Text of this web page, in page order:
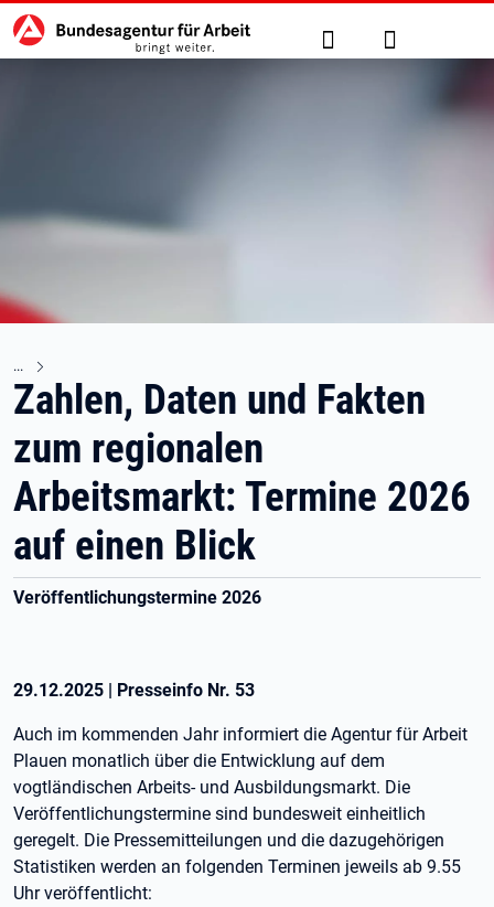
zu den Hauptinhalten springen
Hauptnavigation Suche Anmelden
Zahlen, Daten und Fakten
zum regionalen
Arbeitsmarkt: Termine 2026
auf einen Blick
Veröffentlichungstermine 2026
29.12.2025 | Presseinfo Nr. 53
Auch im kommenden Jahr informiert die Agentur für Arbeit
Plauen monatlich über die Entwicklung auf dem
vogtländischen Arbeits- und Ausbildungsmarkt. Die
Veröffentlichungstermine sind bundesweit einheitlich
geregelt. Die Pressemitteilungen und die dazugehörigen
Statistiken werden an folgenden Terminen jeweils ab 9.55
Uhr veröffentlicht: